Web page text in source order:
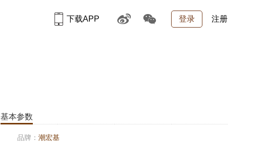
登录 注册
下载APP
基本参数
品牌： 潮宏基